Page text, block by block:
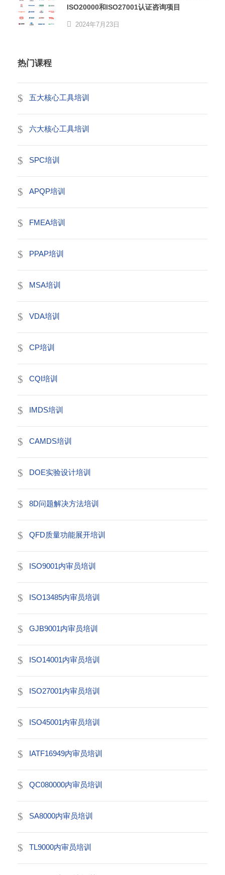
ISO20000和ISO27001认证咨询项目
2024年7月23日
热门课程
五大核心工具培训
六大核心工具培训
SPC培训
APQP培训
FMEA培训
PPAP培训
MSA培训
VDA培训
CP培训
CQI培训
IMDS培训
CAMDS培训
DOE实验设计培训
8D问题解决方法培训
QFD质量功能展开培训
ISO9001内审员培训
ISO13485内审员培训
GJB9001内审员培训
ISO14001内审员培训
ISO27001内审员培训
ISO45001内审员培训
IATF16949内审员培训
QC080000内审员培训
SA8000内审员培训
TL9000内审员培训